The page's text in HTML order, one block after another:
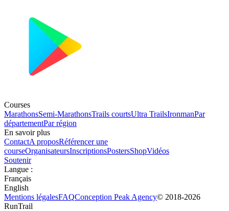
Courses
MarathonsSemi-MarathonsTrails courtsUltra TrailsIronmanPar
départementPar région
En savoir plus
ContactA proposRéférencer une
courseOrganisateursInscriptionsPostersShopVidéos
Soutenir
Langue :
Français
English
Mentions légalesFAQConception Peak Agency© 2018-2026
RunTrail